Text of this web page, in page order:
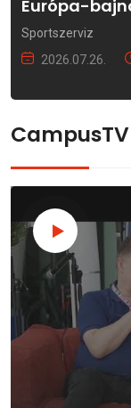
Európa-
Sportszerviz
2026.07.26.
CampusTV